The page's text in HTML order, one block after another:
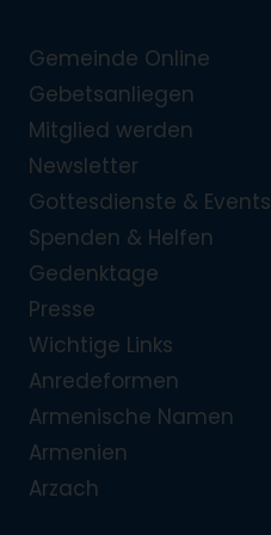
Gemeinde Online
Gebetsanliegen
Mitglied werden
Newsletter
Gottesdienste & Events
Spenden & Helfen
Gedenktage
Presse
Wichtige Links
Anredeformen
Armenische Namen
Armenien
Arzach